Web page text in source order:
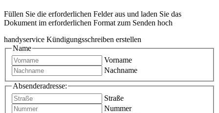
Füllen Sie die erforderlichen Felder aus und laden Sie das
Dokument im erforderlichen Format zum Senden hoch
handyservice Kündigungsschreiben erstellen
Name
Vorname
Nachname
Absenderadresse:
Straße
Nummer